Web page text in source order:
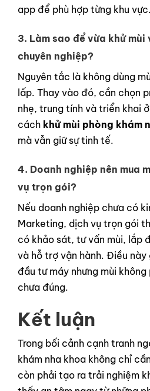
app để phù hợp từng khu vực.
3. Làm sao để vừa khử
chuyên nghiệp?
Nguyên tắc là không dùng
lấp. Thay vào đó, cần chọn
nhẹ, trung tính và triển khai
cách khử mùi phòng khám
mà vẫn giữ sự tinh tế.
4. Doanh nghiệp nên mua
vụ trọn gói?
Nếu doanh nghiệp chưa có
Marketing, dịch vụ trọn gói
có khảo sát, tư vấn mùi, lắp
và hỗ trợ vận hành. Điều
đầu tư máy nhưng mùi
chưa đúng.
Kết luận
Trong bối cảnh cạnh tranh
khám nha khoa không chỉ
còn phải tạo ra trải nghiệm